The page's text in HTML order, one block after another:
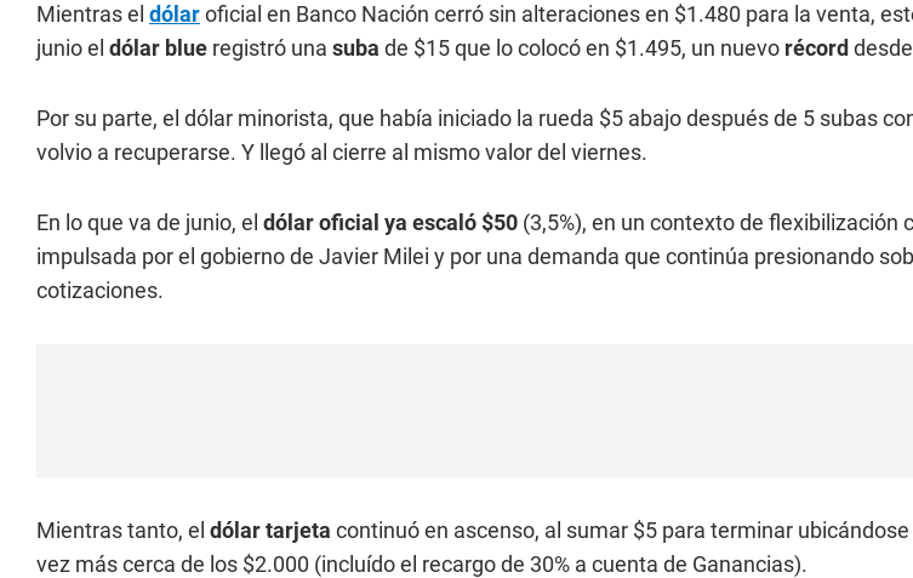
Mientras el dólaroficial en Banco Nación cerró sin alteraciones en $1.480 para la venta,
junio el dólar blue registró una suba de $15 que lo colocó en $1.495, un nuevo récord
Por su parte, el dólar minorista, que había iniciado la rueda $5 abajo después de 5 subas
volvio a recuperarse. Y llegó al cierre al mismo valor del viernes.
En lo que va de junio, el dólar oficial ya escaló $50 (3,5%), en un contexto de flexibilización
impulsada por el gobierno de Javier Milei y por una demanda que continúa presionando
cotizaciones.
Mientras tanto, el dólar tarjeta continuó en ascenso, al sumar $5 para terminar ubicándose
vez más cerca de los $2.000 (incluído el recargo de 30% a cuenta de Ganancias).